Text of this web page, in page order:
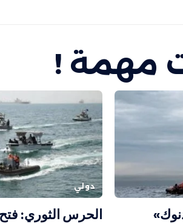
مهمة !
دولي
الحرس الثوري: